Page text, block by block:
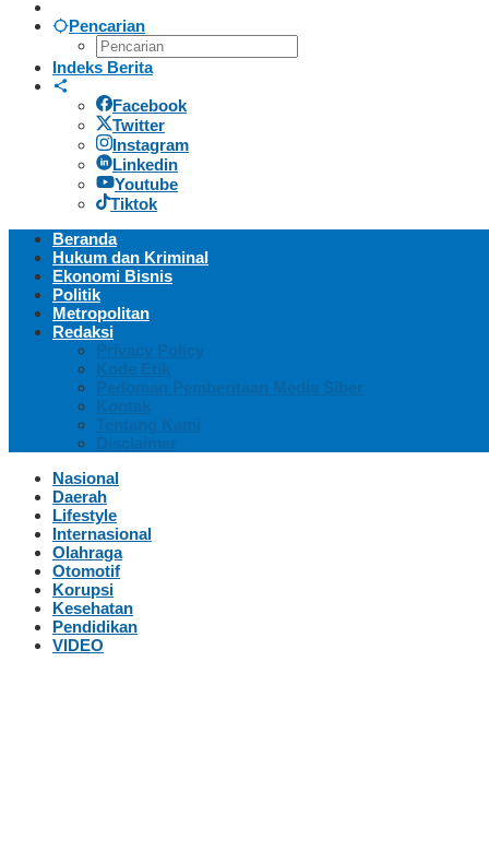
Pencarian
Indeks Berita
Facebook
Twitter
Instagram
Linkedin
Youtube
Tiktok
Beranda
Hukum dan Kriminal
Ekonomi Bisnis
Politik
Metropolitan
Redaksi
Privacy Policy
Kode Etik
Pedoman Pemberitaan Media Siber
Kontak
Tentang Kami
Disclaimer
Nasional
Daerah
Lifestyle
Internasional
Olahraga
Otomotif
Korupsi
Kesehatan
Pendidikan
VIDEO